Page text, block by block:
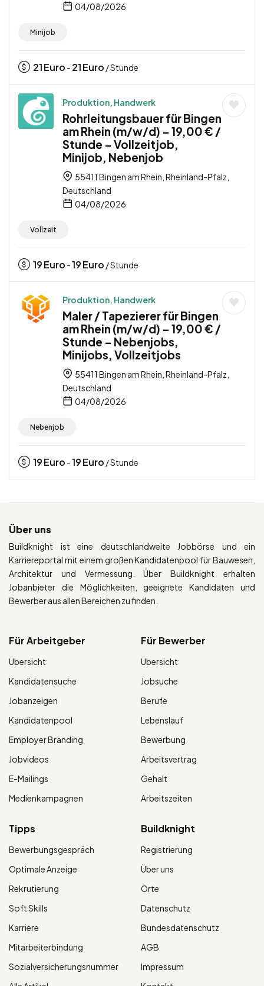
04/08/2026
Minijob
21Euro - 21Euro / Stunde
Produktion, Handwerk
Rohrleitungsbauer für Bingen
am Rhein (m/w/d) – 19,00 € /
Stunde – Vollzeitjob,
Minijob, Nebenjob
55411 Bingen am Rhein, Rheinland-Pfalz,
Deutschland
04/08/2026
Vollzeit
19Euro -19Euro / Stunde
Produktion, Handwerk
Maler / Tapezierer für Bingen
am Rhein (m/w/d) – 19,00 € /
Stunde – Nebenjobs,
Minijobs, Vollzeitjobs
55411 Bingen am Rhein, Rheinland-Pfalz,
Deutschland
04/08/2026
Nebenjob
19Euro -19Euro / Stunde
Über uns
Buildknight ist eine deutschlandweite Jobbörse und ein
Karriereportal mit einem großen Kandidatenpool für Bauwesen,
Architektur und Vermessung. Über Buildknight erhalten
Jobanbieter die Möglichkeiten, geeignete Kandidaten und
Bewerber aus allen Bereichen zu finden.
Für Arbeitgeber
Übersicht
Kandidatensuche
Jobanzeigen
Kandidatenpool
Employer Branding
Jobvideos
E-Mailings
Medienkampagnen
Für Bewerber
Übersicht
Jobsuche
Berufe
Lebenslauf
Bewerbung
Arbeitsvertrag
Gehalt
Arbeitszeiten
Tipps
Bewerbungsgespräch
Optimale Anzeige
Rekrutierung
Soft Skills
Karriere
Mitarbeiterbindung
Sozialversicherungsnummer
Buildknight
Registrierung
Über uns
Orte
Datenschutz
Bundesdatenschutz
AGB
Impressum